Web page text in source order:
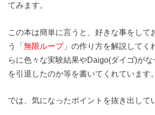
てみます。
この本は簡単に言うと、好きな事をして
う「無限ループ」の作り方を解説してく
らに色々な実験結果やDaigo(ダイゴ)が
を引退したのか等を書いてくれています。
では、気になったポイントを抜き出して